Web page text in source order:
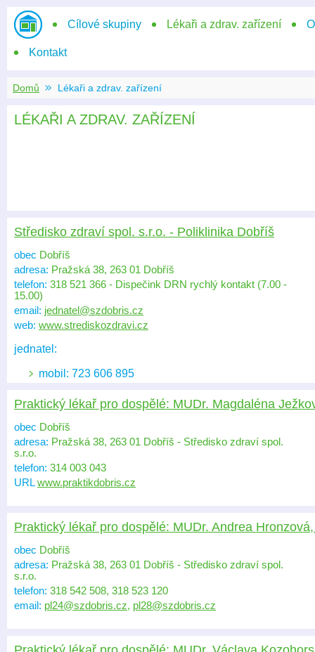
Cílové skupiny Lékaři a zdrav. zařízení
Kontakt
Domů Lékaři a zdrav. zařízení
LÉKAŘI A ZDRAV. ZAŘÍZENÍ
Středisko zdraví spol. s.r.o. - Poliklinika Dobříš
obec Dobříš
adresa: Pražská 38, 263 01 Dobříš
telefon: 318 521 366 - Dispečink DRN rychlý kontakt (7.00 -
15.00)
email: jednatel@szdobris.cz
web: www.strediskozdravi.cz
jednatel:
mobil: 723 606 895
Praktický lékař pro dospělé: MUDr. Magdaléna
obec Dobříš
adresa: Pražská 38, 263 01 Dobříš - Středisko zdraví spol.
s.r.o.
telefon: 314 003 043
URLwww.praktikdobris.cz
Praktický lékař pro dospělé: MUDr. Andrea
obec Dobříš
adresa: Pražská 38, 263 01 Dobříš - Středisko zdraví spol.
s.r.o.
telefon: 318 542 508, 318 523 120
email: pl24@szdobris.cz, pl28@szdobris.cz